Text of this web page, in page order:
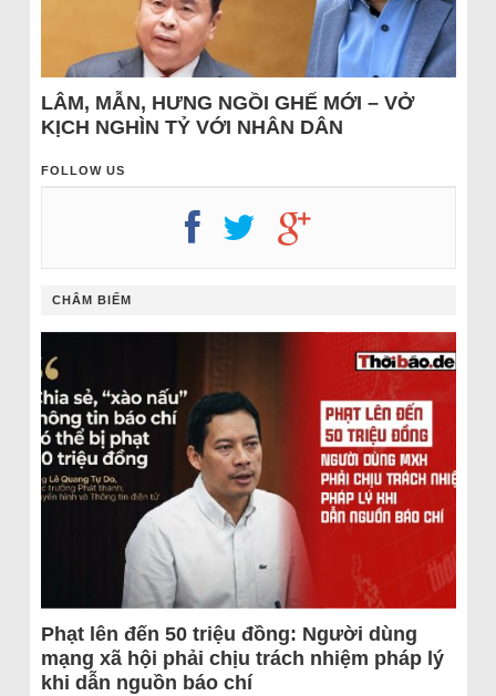
LÂM, MẪN, HƯNG NGỒI GHẾ MỚI – VỞ
KỊCH NGHÌN TỶ VỚI NHÂN DÂN
FOLLOW US
CHÂM BIẾM
Phạt lên đến 50 triệu đồng: Người dùng
mạng xã hội phải chịu trách nhiệm pháp lý
khi dẫn nguồn báo chí